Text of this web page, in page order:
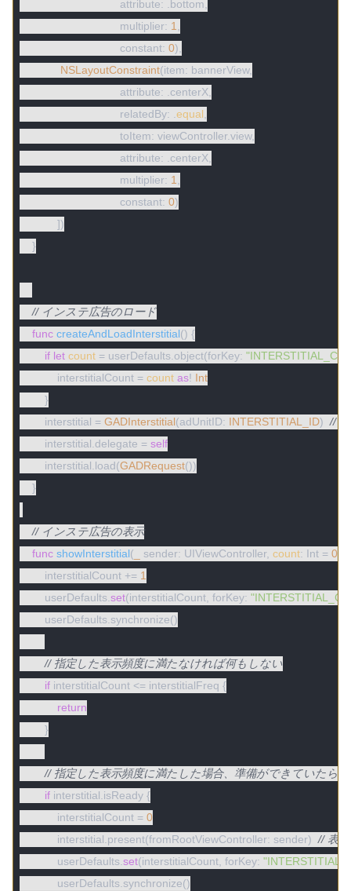
                                attribute: .bottom,
                                multiplier:
1,
                                constant:
0),
NSLayoutConstraint(item: bannerView,
                                attribute: .centerX,
                                relatedBy: .
equal,
                                toItem: viewController.view,
                                attribute: .centerX,
                                multiplier:
1,
                                constant:
0)
            ])
    }
// インステ広告のロード
func createAndLoadInterstitial() {
if let count = userDefaults.object(forKey:
            interstitialCount =
count as! Int
        }
        interstitial =
GADInterstitial(adUnitID: INTERSTITIAL_ID) //
        interstitial.delegate =
self
        interstitial.load(
GADRequest())
    }
// インステ広告の表示
func showInterstitial( sender: UIViewController, count: Int = 0
        interstitialCount +=
1
        userDefaults.
set(interstitialCount, forKey:
        userDefaults.synchronize()
// 指定した表示頻度に満たなければ何もしない
if interstitialCount <= interstitialFreq {
return
        }
// 指定した表示頻度に満たした場合、準備ができていたら
if interstitial.isReady {
            interstitialCount =
0
            interstitial.present(fromRootViewController: sender)
// 表示
            userDefaults.
set(interstitialCount, forKey:
            userDefaults.synchronize()